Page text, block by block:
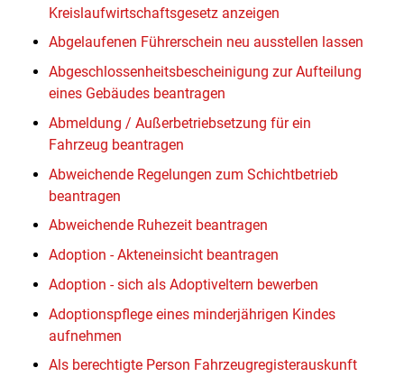
Kreislaufwirtschaftsgesetz anzeigen
Abgelaufenen Führerschein neu ausstellen lassen
Abgeschlossenheitsbescheinigung zur Aufteilung
eines Gebäudes beantragen
Abmeldung / Außerbetriebsetzung für ein
Fahrzeug beantragen
Abweichende Regelungen zum Schichtbetrieb
beantragen
Abweichende Ruhezeit beantragen
Adoption - Akteneinsicht beantragen
Adoption - sich als Adoptiveltern bewerben
Adoptionspflege eines minderjährigen Kindes
aufnehmen
Als berechtigte Person Fahrzeugregisterauskunft